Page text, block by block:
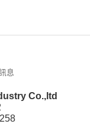
息
Co.,ltd